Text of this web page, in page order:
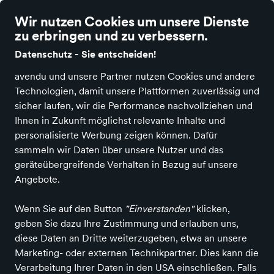
Wir nutzen Cookies um unsere Dienste
zu erbringen und zu verbessern.
Datenschutz - Sie entscheiden!
avendu und unsere Partner nutzen Cookies und andere
Technologien, damit unsere Plattformen zuverlässig und
sicher laufen, wir die Performance nachvollziehen und
Ihnen in Zukunft möglichst relevante Inhalte und
personalisierte Werbung zeigen können. Dafür
sammeln wir Daten über unsere Nutzer und das
geräteübergreifende Verhalten in Bezug auf unsere
Angebote.
Wenn Sie auf den Button "Einverstanden"klicken,
geben Sie dazu Ihre Zustimmung und erlauben uns,
diese Daten an Dritte weiterzugeben, etwa an unsere
Marketing- oder externen Technikpartner. Dies kann die
Verarbeitung Ihrer Daten in den USA einschließen. Falls
Home Filialen Marken Unternehmen Kontakt Damen Herren